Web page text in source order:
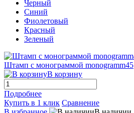
Черный
Синий
Фиолетовый
Красный
Зеленый
Штамп с монограммой monogramm45
В корзину
Подробнее
Купить в 1 клик Сравнение